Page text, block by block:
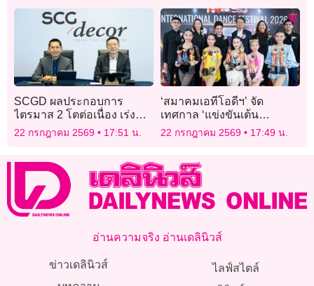
SCGD ผลประกอบการ
ไตรมาส 2 โตต่อเนื่อง เร่ง
ทรานฟอร์มธุรกิจเวียดนาม –
ไทย พร้อมจับมือจีนพัฒนา
22 กรกฎาคม 2569 17:51 น.
‘สมาคมเอทีโอดีฯ’ จัด
เทศกาล ‘แข่งขันเต้น
นานาชาติ IDF 2026’ โชว์
ศักยภาพเยาวชนไทยสู่เวที
22 กรกฎาคม 2569 17:49 น.
อ่านความจริง อ่านเดลินิวส์
ข่าวเดลินิวส์
ไลฟ์สไตล์